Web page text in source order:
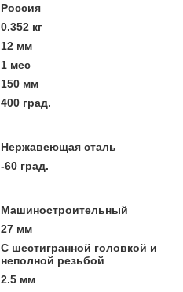
Россия
0.352 кг
12 мм
1 мес
150 мм
400 град.
Нержавеющая сталь
-60 град.
Машиностроительный
27 мм
С шестигранной головкой и
неполной резьбой
2.5 мм